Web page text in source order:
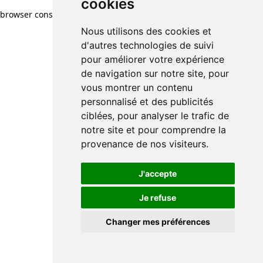
cookies
Nous utilisons des cookies et
d'autres technologies de suivi
pour améliorer votre expérience
de navigation sur notre site, pour
vous montrer un contenu
personnalisé et des publicités
ciblées, pour analyser le trafic de
notre site et pour comprendre la
provenance de nos visiteurs.
J'accepte
Je refuse
Changer mes préférences
browser console for more information)